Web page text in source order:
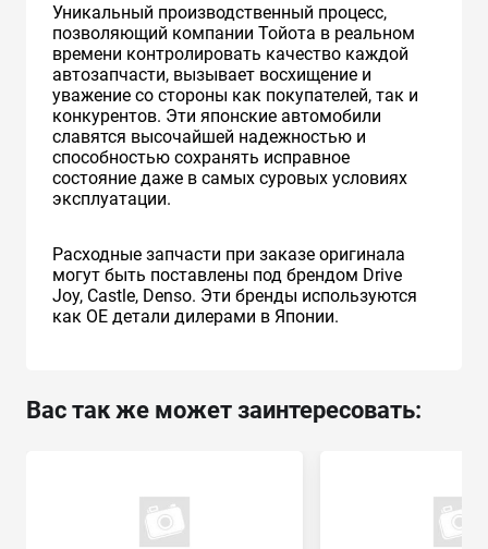
Уникальный производственный процесс,
позволяющий компании Тойота в реальном
времени контролировать качество каждой
автозапчасти, вызывает восхищение и
уважение со стороны как покупателей, так и
конкурентов. Эти японские автомобили
славятся высочайшей надежностью и
способностью сохранять исправное
состояние даже в самых суровых условиях
эксплуатации.
Расходные запчасти при заказе оригинала
могут быть поставлены под брендом Drive
Joy, Castle, Denso. Эти бренды используются
как ОЕ детали дилерами в Японии.
Вас так же может заинтересовать: